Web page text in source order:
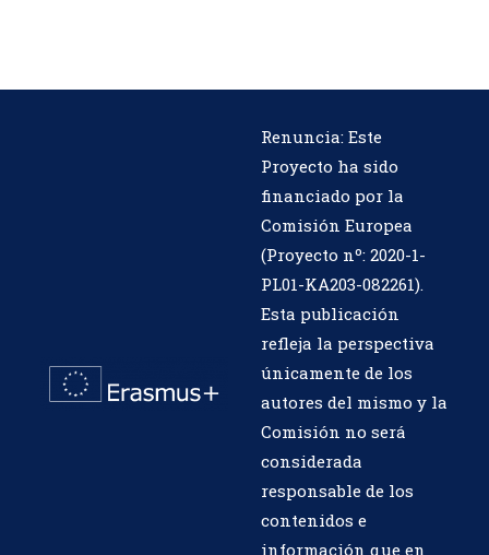
Renuncia: Este
Proyecto ha sido
financiado por la
Comisión Europea
(Proyecto nº: 2020-1-
PL01-KA203-082261).
Esta publicación
refleja la perspectiva
únicamente de los
autores del mismo y la
Comisión no será
considerada
responsable de los
contenidos e
información que en